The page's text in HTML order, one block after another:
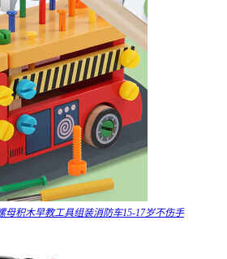
母积木早教工具组装消防车15-17岁不伤手